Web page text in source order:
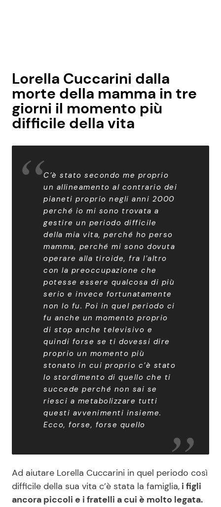
Lorella Cuccarini dalla
morte della mamma in tre
giorni il momento più
difficile della vita
C’è stato secondo me proprio
un allineamento al contrario dei
pianeti proprio negli anni 2000
perché io mi sono trovata a
gestire un periodo difficile
della mia vita, perché ho perso
mamma, perché mi sono dovuta
operare alla tiroide, fra l’altro
con la preoccupazione che
potesse essere qualcosa di più
serio e invece fortunatamente
non lo fu. Poi in quel periodo ci
fu anche un momento proprio
di stop anche televisivo e
quindi forse se ti dovessi dire
proprio un momento più
stonato in cui proprio c’è stato
lo stordimento di quello che ti
succede perché non sai se
riesci a metabolizzare tutti
questi avvenimenti insieme.
Ecco, forse, forse quello
Ad aiutare Lorella Cuccarini in quel periodo così
difficile della sua vita c’è stata la famiglia, i figli
ancora piccoli e i fratelli a cui è molto legata.